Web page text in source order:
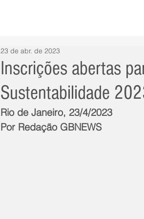
Inscrições abertas
Sustentabilidade
23 de abr. de 2023
Rio de Janeiro, 23/4/2023
Por Redação GBNEWS